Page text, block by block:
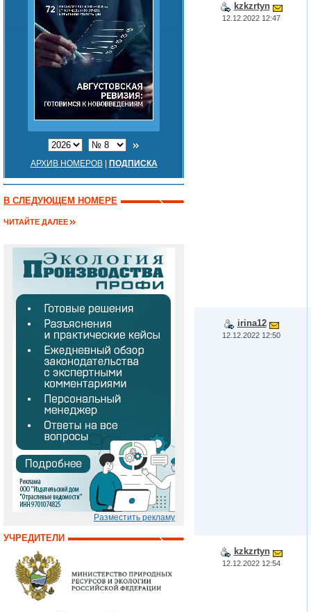
АРХИВ НОМЕРОВ| ПОДПИСКА
В СЛЕДУЮЩЕМ НОМЕРЕ
ЧИТАЙТЕ ДАЛЕЕ
Разместить рекламу
УЧРЕДИТЕЛИ
kzkzrtyn
12.12.2022 12:47
irina12
12.12.2022 12:50
kzkzrtyn
12.12.2022 12:54